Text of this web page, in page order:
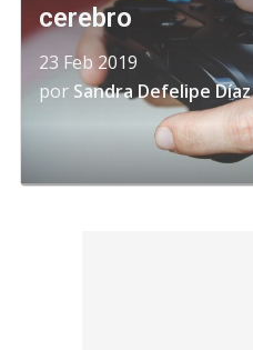
cerebro
23 Feb 2019
por Sandra Defelipe Díaz